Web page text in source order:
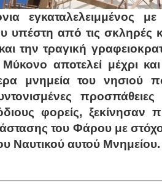
εγκαταλελειμμένος
υπέστη από τις σκληρές
την τραγική
αποτελεί μέχρι
μνημεία του νησιού
φορείς, ξεκίνησαν
του Φάρου με
Ναυτικού αυτού Μνημείου.